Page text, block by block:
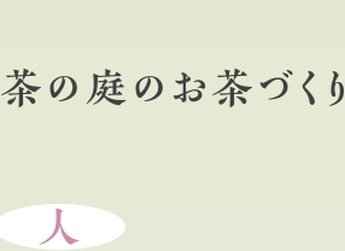
茶の庭のお茶づくり
人